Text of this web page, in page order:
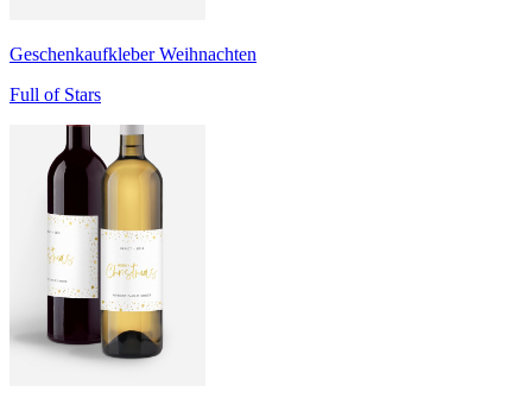
Geschenkaufkleber Weihnachten
Full of Stars